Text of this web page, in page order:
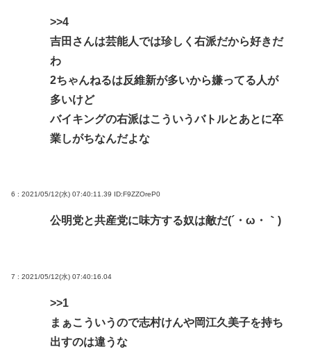
>>4
吉田さんは芸能人では珍しく右派だから好きだ
わ
2ちゃんねるは反維新が多いから嫌ってる人が
多いけど
バイキングの右派はこういうバトルとあとに卒
業しがちなんだよな
6 : 2021/05/12(水) 07:40:11.39 ID:F9ZZOreP0
公明党と共産党に味方する奴は敵だ(´・ω・｀)
7 : 2021/05/12(水) 07:40:16.04
>>1
まぁこういうので志村けんや岡江久美子を持ち
出すのは違うな